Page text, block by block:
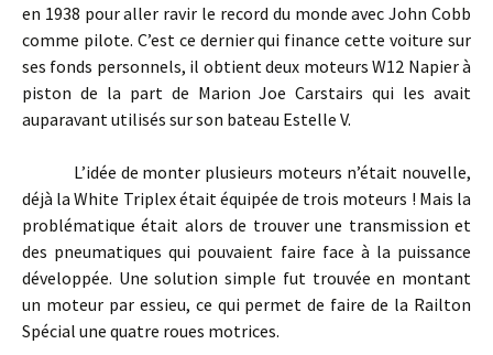
en 1938 pour aller ravir le record du monde avec John Cobb
comme pilote. C’est ce dernier qui finance cette voiture sur
ses fonds personnels, il obtient deux moteurs W12 Napier à
piston de la part de Marion Joe Carstairs qui les avait
auparavant utilisés sur son bateau Estelle V.
L’idée de monter plusieurs moteurs n’était nouvelle,
déjà la White Triplex était équipée de trois moteurs ! Mais la
problématique était alors de trouver une transmission et
des pneumatiques qui pouvaient faire face à la puissance
développée. Une solution simple fut trouvée en montant
un moteur par essieu, ce qui permet de faire de la Railton
Spécial une quatre roues motrices.